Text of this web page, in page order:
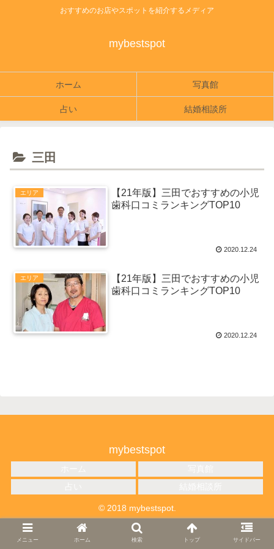
おすすめのお店やスポットを紹介するメディア
mybestspot
ホーム 写真館
占い 結婚相談所
三田
エリア
【21年版】三田でおすすめの小児
歯科口コミランキングTOP10
2020.12.24
エリア
【21年版】三田でおすすめの小児
歯科口コミランキングTOP10
2020.12.24
mybestspot
© 2018 mybestspot.
メニュー ホーム 検索 トップ サイドバー